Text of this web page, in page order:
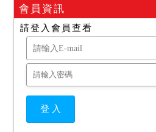
會員資訊
請登入會員查看